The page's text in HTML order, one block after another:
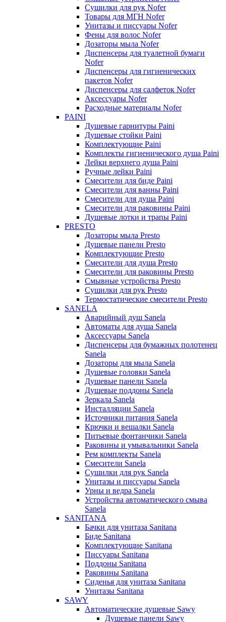
Сушилки для рук Nofer
Товары для МГН Nofer
Унитазы и писсуары Nofer
Фены для волос Nofer
Дозаторы мыла Nofer
Диспенсеры для туалетной бумаги
Nofer
Диспенсеры для гигиенических
пакетов Nofer
Диспенсеры для салфеток Nofer
Аксессуары Nofer
Расходные материалы Nofer
PAINI
Душевые гарнитуры Paini
Душевые стойки Paini
Комплектующие Paini
Комплекты гигиенического душа Paini
Лейки верхнего душа Paini
Ручные лейки Paini
Смесители для биде Paini
Смесители для ванны Paini
Смесители для душа Paini
Смесители для раковины Paini
Душевые лотки и трапы Paini
PRESTO
Дозаторы мыла Presto
Душевые панели Presto
Комплектующие Presto
Смесители для душа Presto
Смесители для раковины Presto
Смывные устройства Presto
Сушилки для рук Presto
Термостатические смесители Presto
SANELA
Аварийный душ Sanela
Автоматы для душа Sanela
Аксессуары Sanela
Диспенсеры для бумажных полотенец
Sanela
Дозаторы для мыла Sanela
Душевые головки Sanela
Душевые панели Sanela
Душевые поддоны Sanela
Зеркала Sanela
Инсталляции Sanela
Источники питания Sanela
Крючки и вешалки Sanela
Питьевые фонтанчики Sanela
Раковины и умывальники Sanela
Рем комплекты Sanela
Смесители Sanela
Сушилки для рук Sanela
Унитазы и писсуары Sanela
Урны и ведра Sanela
Устройства автоматического смыва
Sanela
SANITANA
Бачки для унитаза Sanitana
Биде Sanitana
Комплектующие Sanitana
Писсуары Sanitana
Поддоны Sanitana
Раковины Sanitana
Сиденья для унитаза Sanitana
Унитазы Sanitana
SAWY
Автоматические душевые Sawy
Душевые панели Sawy